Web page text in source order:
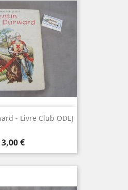
- Livre Club ODEJ
Prix
3,00 €